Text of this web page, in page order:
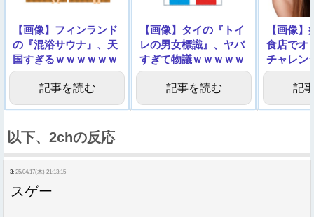
【画像】フィンランド
の『混浴サウナ』、天
国すぎるｗｗｗｗｗｗ
ｗ
記事を読む
【画像】タイの『トイ
レの男女標識』、ヤバ
すぎて物議ｗｗｗｗｗ
ｗｗ
記事を読む
【画像
食店でオ
チャレン
記
以下、2chの反応
3: 25/04/17(木) 21:13:15
スゲー